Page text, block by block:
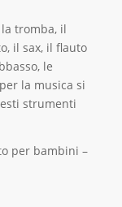
tromba, il
il sax, il flauto
le
la musica si
strumenti
per bambini –